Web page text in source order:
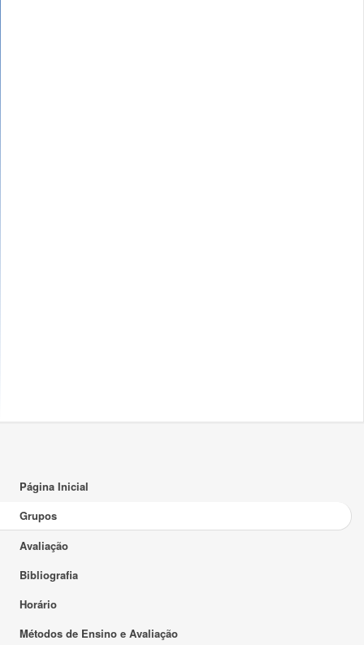
Página Inicial
Grupos
Avaliação
Bibliografia
Horário
Métodos de Ensino e Avaliação